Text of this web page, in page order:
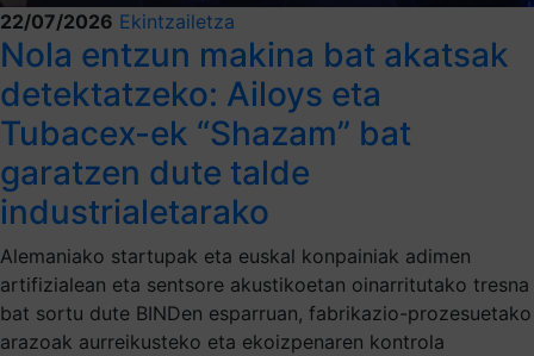
22/07/2026 Ekintzailetza
Nola entzun makina bat akatsak
detektatzeko: Ailoys eta
Tubacex-ek “Shazam” bat
garatzen dute talde
industrialetarako
Alemaniako startupak eta euskal konpainiak adimen
artifizialean eta sentsore akustikoetan oinarritutako tresna
bat sortu dute BINDen esparruan, fabrikazio-prozesuetako
arazoak aurreikusteko eta ekoizpenaren kontrola